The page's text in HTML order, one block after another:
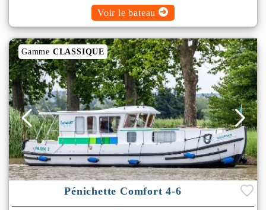
Voir le bateau
Gamme CLASSIQUE
Pénichette Comfort 4-6